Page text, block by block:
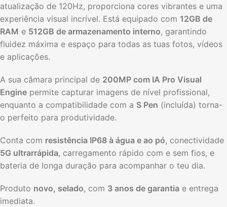
atualização de 120Hz, proporciona cores vibrantes e uma
experiência visual incrível. Está equipado com 12GB de
RAM e 512GB de armazenamento interno, garantindo
fluidez máxima e espaço para todas as tuas fotos, vídeos
e aplicações.
A sua câmara principal de 200MP com IA Pro Visual
Engine permite capturar imagens de nível profissional,
enquanto a compatibilidade com a S Pen (incluída) torna-
o perfeito para produtividade.
Conta com resistência IP68 à água e ao pó, conectividade
5G ultrarrápida, carregamento rápido com e sem fios, e
bateria de longa duração para acompanhar o teu dia.
Produto novo, selado, com 3 anos de garantia e entrega
imediata.